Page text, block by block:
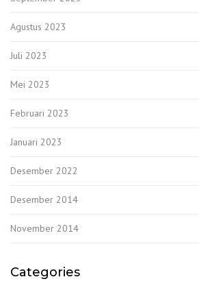
Agustus 2023
Juli 2023
Mei 2023
Februari 2023
Januari 2023
Desember 2022
Desember 2014
November 2014
Categories